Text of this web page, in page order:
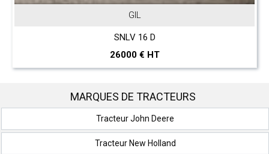
GIL
SNLV 16 D
26000 € HT
MARQUES DE TRACTEURS
Tracteur John Deere
Tracteur New Holland